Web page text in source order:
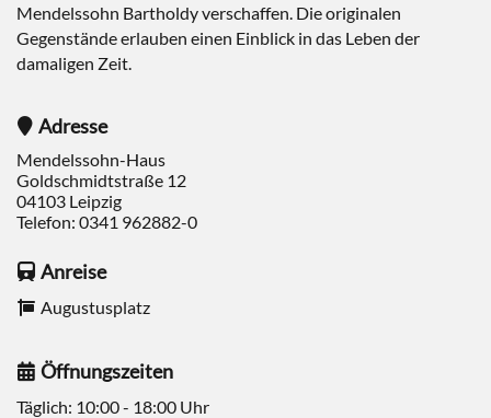
Mendelssohn Bartholdy verschaffen. Die originalen
Gegenstände erlauben einen Einblick in das Leben der
damaligen Zeit.
Adresse
Mendelssohn-Haus
Goldschmidtstraße 12
04103 Leipzig
Telefon: 0341 962882-0
Anreise
Augustusplatz
Öffnungszeiten
Täglich: 10:00 - 18:00 Uhr